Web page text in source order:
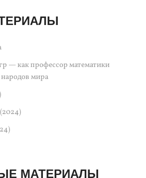
— как профессор математики
мира
МАТЕРИАЛЫ